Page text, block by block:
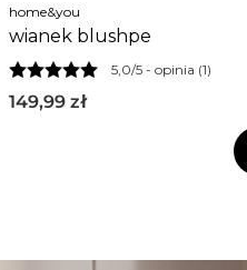
home&you
wianek blushpe
5,0/5 - opinia (1)
149,99 zł